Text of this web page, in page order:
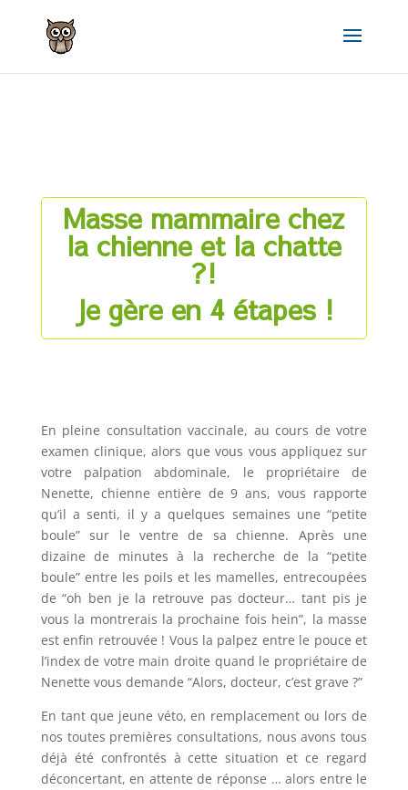
Masse mammaire chez
la chienne et la chatte
?!
Je gère en 4 étapes !
En pleine consultation vaccinale, au cours de votre
examen clinique, alors que vous vous appliquez sur
votre palpation abdominale, le propriétaire de
Nenette, chienne entière de 9 ans, vous rapporte
qu’il a senti, il y a quelques semaines une “petite
boule” sur le ventre de sa chienne. Après une
dizaine de minutes à la recherche de la “petite
boule” entre les poils et les mamelles, entrecoupées
de “oh ben je la retrouve pas docteur… tant pis je
vous la montrerais la prochaine fois hein”, la masse
est enfin retrouvée ! Vous la palpez entre le pouce et
l’index de votre main droite quand le propriétaire de
Nenette vous demande “Alors, docteur, c’est grave ?”
En tant que jeune véto, en remplacement ou lors de
nos toutes premières consultations, nous avons tous
déjà été confrontés à cette situation et ce regard
déconcertant, en attente de réponse … alors entre le